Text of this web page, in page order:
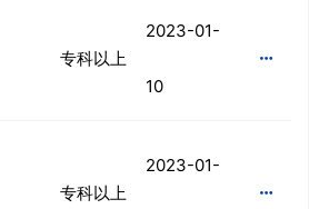
专科以上
2023-01-
10

专科以上
2023-01-
